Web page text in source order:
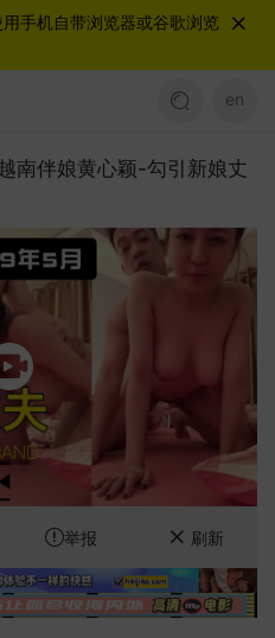
手机自带浏览器或谷歌浏览
en
南伴娘黄心颖-勾引新娘丈
举报 刷新